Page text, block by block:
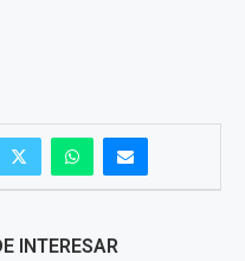
INTERESAR